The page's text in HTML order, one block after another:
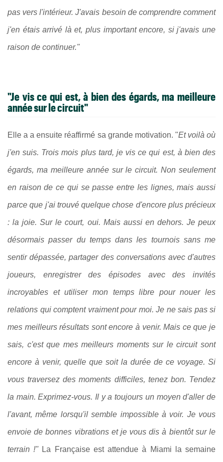
pas vers l'intérieur. J'avais besoin de comprendre comment
j'en étais arrivé là et, plus important encore, si j'avais une
raison de continuer."
"Je vis ce qui est, à bien des égards, ma meilleure
année sur le circuit"
Elle a a ensuite réaffirmé sa grande motivation. "Et voilà où
j'en suis. Trois mois plus tard, je vis ce qui est, à bien des
égards, ma meilleure année sur le circuit. Non seulement
en raison de ce qui se passe entre les lignes, mais aussi
parce que j'ai trouvé quelque chose d'encore plus précieux
: la joie. Sur le court, oui. Mais aussi en dehors. Je peux
désormais passer du temps dans les tournois sans me
sentir dépassée, partager des conversations avec d'autres
joueurs, enregistrer des épisodes avec des invités
incroyables et utiliser mon temps libre pour nouer les
relations qui comptent vraiment pour moi. Je ne sais pas si
mes meilleurs résultats sont encore à venir. Mais ce que je
sais, c'est que mes meilleurs moments sur le circuit sont
encore à venir, quelle que soit la durée de ce voyage. Si
vous traversez des moments difficiles, tenez bon. Tendez
la main. Exprimez-vous. Il y a toujours un moyen d'aller de
l'avant, même lorsqu'il semble impossible à voir. Je vous
envoie de bonnes vibrations et je vous dis à bientôt sur le
terrain !" La Française est attendue à Miami la semaine